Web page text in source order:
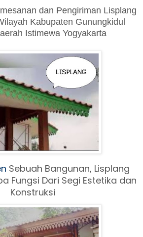
dan Pengiriman Lisplang
Kabupaten Gunungkidul
Istimewa Yogyakarta
Sebuah Bangunan, Lisplang
Fungsi Dari Segi Estetika dan
Konstruksi